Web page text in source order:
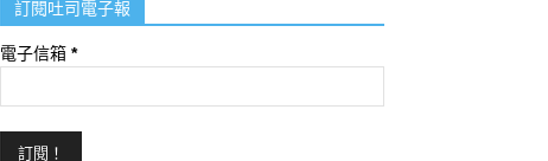
訂閱吐司電子報
電子信箱 *